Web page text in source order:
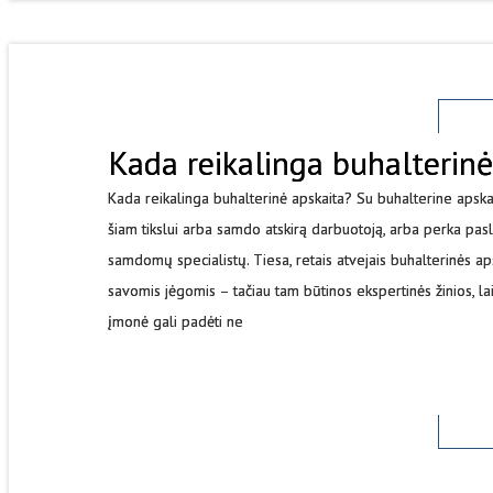
Kada reikalinga
Kada reikalinga buhalterinė apskaita? Su buhalterine
šiam tikslui arba samdo atskirą darbuotoją, arba perka
samdomų specialistų. Tiesa, retais atvejais buhalterinės
savomis jėgomis – tačiau tam būtinos ekspertinės žinios,
įmonė gali padėti ne